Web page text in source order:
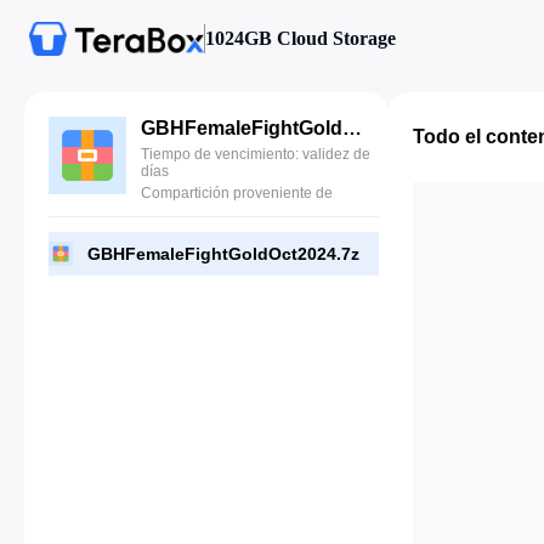
1024GB Cloud Storage
GBHFemaleFightGoldOct2024.7z
Tiempo de vencimiento: validez de
días
Compartición proveniente de
GBHFemaleFightGoldOct2024.7z
Todo el